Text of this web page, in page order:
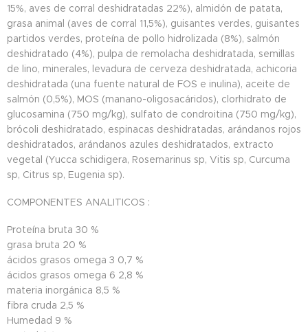
15%, aves de corral deshidratadas 22%), almidón de patata,
grasa animal (aves de corral 11,5%), guisantes verdes, guisantes
partidos verdes, proteína de pollo hidrolizada (8%), salmón
deshidratado (4%), pulpa de remolacha deshidratada, semillas
de lino, minerales, levadura de cerveza deshidratada, achicoria
deshidratada (una fuente natural de FOS e inulina), aceite de
salmón (0,5%), MOS (manano-oligosacáridos), clorhidrato de
glucosamina (750 mg/kg), sulfato de condroitina (750 mg/kg),
brócoli deshidratado, espinacas deshidratadas, arándanos rojos
deshidratados, arándanos azules deshidratados, extracto
vegetal (Yucca schidigera, Rosemarinus sp, Vitis sp, Curcuma
sp, Citrus sp, Eugenia sp).
COMPONENTES ANALITICOS :
Proteína bruta 30 %
grasa bruta 20 %
ácidos grasos omega 3 0,7 %
ácidos grasos omega 6 2,8 %
materia inorgánica 8,5 %
fibra cruda 2,5 %
Humedad 9 %